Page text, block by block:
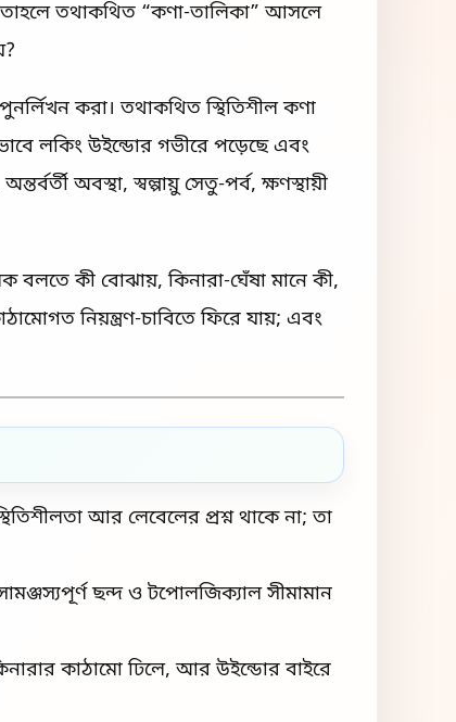
তথাকথিত “কণা-তালিকা” আসলে
করা। তথাকথিত স্থিতিশীল কণা
লকিং উইন্ডোর গভীরে পড়েছে এবং
অবস্থা, স্বল্পায়ু সেতু-পর্ব, ক্ষণস্থায়ী
কী বোঝায়, কিনারা-ঘেঁষা মানে কী,
নিয়ন্ত্রণ-চাবিতে ফিরে যায়; এবং
আর লেবেলের প্রশ্ন থাকে না; তা
ছন্দ ও টপোলজিক্যাল সীমামান
কাঠামো ঢিলে, আর উইন্ডোর বাইরে